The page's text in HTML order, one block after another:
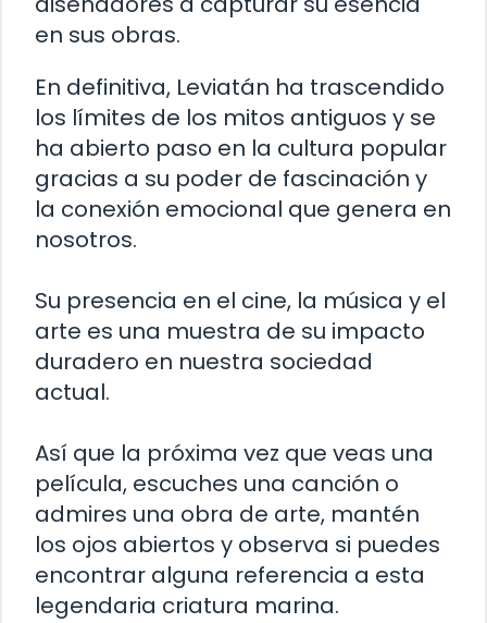
en sus obras.
En definitiva, Leviatán ha trascendido
los límites de los mitos antiguos y se
ha abierto paso en la cultura popular
gracias a su poder de fascinación y
la conexión emocional que genera en
nosotros.
Su presencia en el cine, la música y el
arte es una muestra de su impacto
duradero en nuestra sociedad
actual.
Así que la próxima vez que veas una
película, escuches una canción o
admires una obra de arte, mantén
los ojos abiertos y observa si puedes
encontrar alguna referencia a esta
legendaria criatura marina.